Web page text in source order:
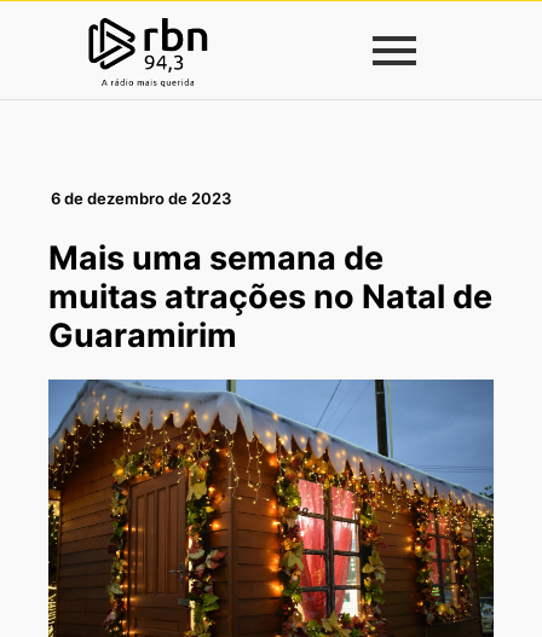
6 de dezembro de 2023
Mais uma semana de
muitas atrações no Natal de
Guaramirim